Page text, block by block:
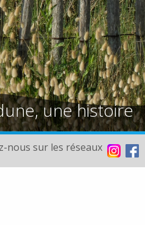
une histoire
nous sur les réseaux